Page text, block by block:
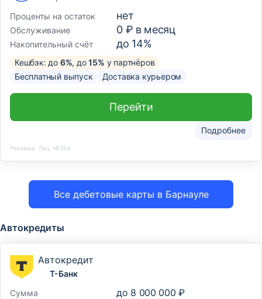
Все дебетовые карты в Барнауле
Проценты на остаток
нет
Обслуживание 0 ₽ в месяц
Накопительный счёт до 14%
Кешбэк: до 6%, до15% у партнёров
Бесплатный выпуск
Доставка курьером
Подробнее
Перейти
Реклама. Лиц. №354
Автокредиты
Автокредит
Т-Банк
Сумма
до 8 000 000 ₽